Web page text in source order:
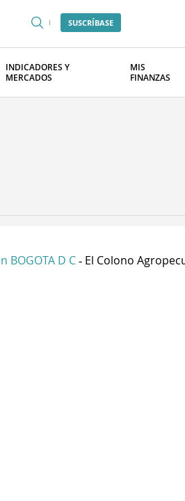
SUSCRÍBASE
INDICADORES Y
MERCADOS
MIS
FINANZAS
BOGOTA D C - El Colono